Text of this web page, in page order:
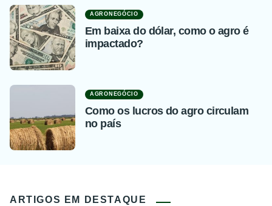
AGRONEGÓCIO
Em baixa do dólar, como o agro é
impactado?
AGRONEGÓCIO
Como os lucros do agro circulam
no país
ARTIGOS EM DESTAQUE